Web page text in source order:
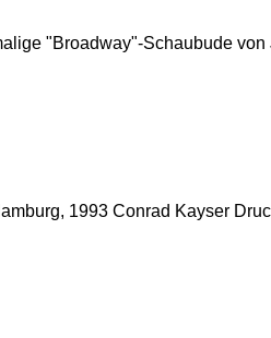
"Broadway"-Schaubude
1993 Conrad Kayser